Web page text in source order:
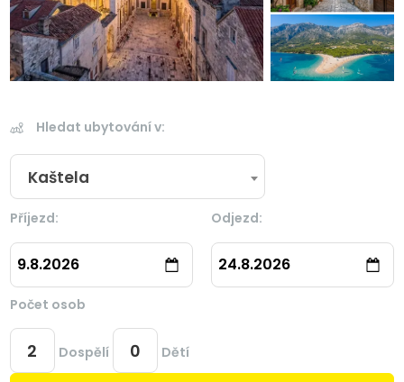
Hledat ubytování v:
Kaštela
Příjezd:
9.8.2026
Odjezd:
24.8.2026
Počet osob
Dospělí Dětí